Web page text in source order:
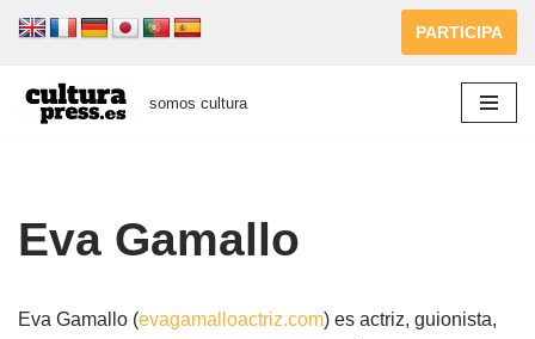
al
contenido
PARTICIPA
somos cultura
Eva Gamallo
Eva Gamallo (evagamalloactriz.com) es actriz, guionista,